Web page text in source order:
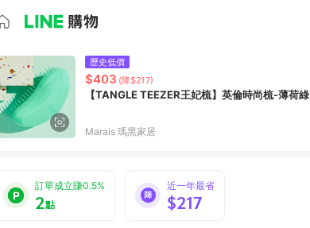
歷史低價
$403 (降$217)
【TANGLE TEEZER王妃梳】英倫時尚梳-薄荷綠
Marais 瑪黑家居
訂單成立賺0.5%
2點
近一年最省
$217